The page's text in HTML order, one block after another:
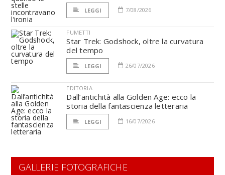
LEGGI 7/08/2026
FUMETTI
Star Trek: Godshock, oltre la curvatura
del tempo
LEGGI 26/07/2026
EDITORIA
Dall’antichità alla Golden Age: ecco la
storia della fantascienza letteraria
LEGGI 16/07/2026
GALLERIE FOTOGRAFICHE